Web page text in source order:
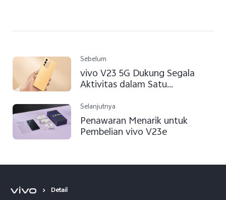
Sebelum
vivo V23 5G Dukung Segala
Aktivitas dalam Satu
Selanjutnya
Penawaran Menarik untuk
Pembelian vivo V23e
Detail